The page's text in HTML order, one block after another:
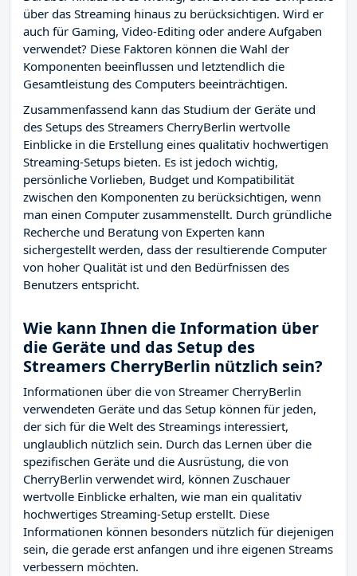
über das Streaming hinaus zu berücksichtigen. Wird er
auch für Gaming, Video-Editing oder andere Aufgaben
verwendet? Diese Faktoren können die Wahl der
Komponenten beeinflussen und letztendlich die
Gesamtleistung des Computers beeinträchtigen.
Zusammenfassend kann das Studium der Geräte und
des Setups des Streamers CherryBerlin wertvolle
Einblicke in die Erstellung eines qualitativ hochwertigen
Streaming-Setups bieten. Es ist jedoch wichtig,
persönliche Vorlieben, Budget und Kompatibilität
zwischen den Komponenten zu berücksichtigen, wenn
man einen Computer zusammenstellt. Durch gründliche
Recherche und Beratung von Experten kann
sichergestellt werden, dass der resultierende Computer
von hoher Qualität ist und den Bedürfnissen des
Benutzers entspricht.
Wie kann Ihnen die Information über
die Geräte und das Setup des
Streamers CherryBerlin nützlich sein?
Informationen über die von Streamer CherryBerlin
verwendeten Geräte und das Setup können für jeden,
der sich für die Welt des Streamings interessiert,
unglaublich nützlich sein. Durch das Lernen über die
spezifischen Geräte und die Ausrüstung, die von
CherryBerlin verwendet wird, können Zuschauer
wertvolle Einblicke erhalten, wie man ein qualitativ
hochwertiges Streaming-Setup erstellt. Diese
Informationen können besonders nützlich für diejenigen
sein, die gerade erst anfangen und ihre eigenen Streams
verbessern möchten.